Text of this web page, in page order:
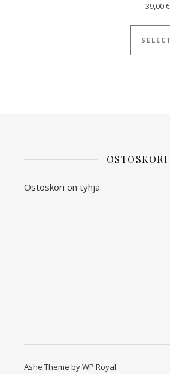
39,00€
OSTOSKORI
Ostoskori on tyhjä.
Ashe Theme byWP Royal.